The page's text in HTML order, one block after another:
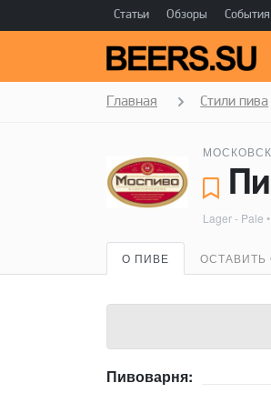
Статьи Обзоры События
Главная Стили пива
Lager - Pale
О ПИВЕ ОСТАВИТЬ
Пивоварня: